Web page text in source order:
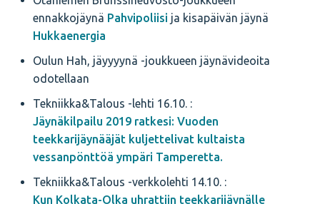
ennakkojäynä Pahvipoliisi ja kisapäivän jäynä
Hukkaenergia
Oulun Hah, jäyyyynä -joukkueen jäynävideoita
odotellaan
Tekniikka&Talous -lehti 16.10. :
Jäynäkilpailu 2019 ratkesi: Vuoden
teekkarijäynääjät kuljettelivat kultaista
vessanpönttöä ympäri Tamperetta.
Tekniikka&Talous -verkkolehti 14.10. :
Kun Kolkata-Olka uhrattiin teekkarijäynälle